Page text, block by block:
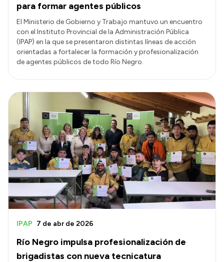
para formar agentes públicos
El Ministerio de Gobierno y Trabajo mantuvo un encuentro
con el Instituto Provincial de la Administración Pública
(IPAP) en la que se presentaron distintas líneas de acción
orientadas a fortalecer la formación y profesionalización
de agentes públicos de todo Río Negro.
Río Negro impulsa profesionalización de
brigadistas con nueva tecnicatura
IPAP 7 de abr de 2026